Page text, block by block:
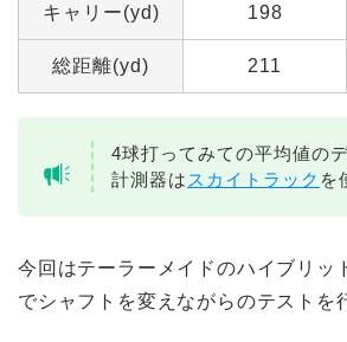
キャリー(yd) 198
総距離(yd) 211
4球打ってみての平均値の
計測器は スカイトラック を
今回はテーラーメイドのハイブリッ
でシャフトを変えながらのテストを